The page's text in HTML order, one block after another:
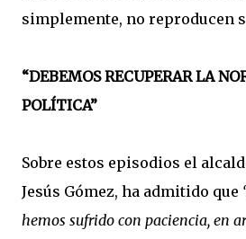
simplemente, no reproducen
“DEBEMOS RECUPERAR LA
POLÍTICA”
Sobre estos episodios el
Jesús Gómez, ha admitido que
hemos sufrido con paciencia, en